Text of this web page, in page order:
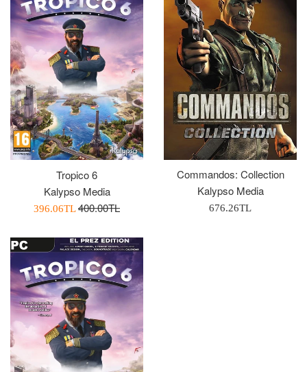
Tropico 6
Kalypso Media
İndirimli
396.06TLNormal
400.00TL
Commandos: Collection
Kalypso Media
Normal
676.26TL